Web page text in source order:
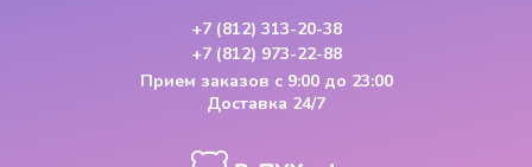
+7 (812) 313-20-38
+7 (812) 973-22-88
Прием заказов с 9:00 до 23:00
Доставка 24/7